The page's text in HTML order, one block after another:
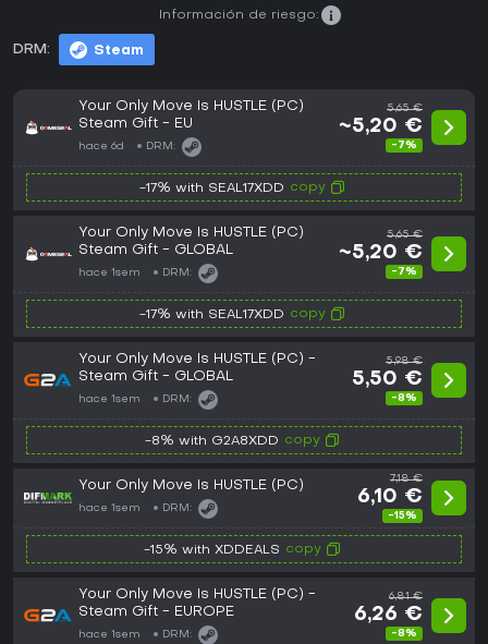
DRM: Steam
Información de riesgo:
Your Only Move Is HUSTLE (PC)
Steam Gift - EU
hace 6d DRM:
5,65 €
~5,20 €
-7%
-17% with SEAL17XDD copy
Your Only Move Is HUSTLE (PC)
Steam Gift - GLOBAL
hace 1sem DRM:
5,65 €
~5,20 €
-7%
-17% with SEAL17XDD copy
Your Only Move Is HUSTLE (PC) -
Steam Gift - GLOBAL
hace 1sem DRM:
5,98 €
5,50 €
-8%
-8% with G2A8XDD copy
Your Only Move Is HUSTLE (PC)
hace 1sem DRM:
7,18 €
6,10 €
-15%
-15% with XDDEALS copy
Your Only Move Is HUSTLE (PC) -
Steam Gift - EUROPE
hace 1sem DRM:
6,81 €
6,26 €
-8%